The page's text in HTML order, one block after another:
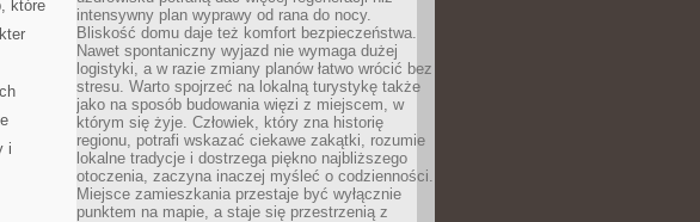
które
i
intensywny plan wyprawy od rana do nocy.
Bliskość domu daje też komfort bezpieczeństwa.
Nawet spontaniczny wyjazd nie wymaga dużej
logistyki, a w razie zmiany planów łatwo wrócić bez
stresu. Warto spojrzeć na lokalną turystykę także
jako na sposób budowania więzi z miejscem, w
którym się żyje. Człowiek, który zna historię
regionu, potrafi wskazać ciekawe zakątki, rozumie
lokalne tradycje i dostrzega piękno najbliższego
otoczenia, zaczyna inaczej myśleć o codzienności.
Miejsce zamieszkania przestaje być wyłącznie
punktem na mapie, a staje się przestrzenią z